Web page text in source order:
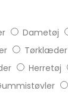
Dametøj
Tørklæder
Herretøj